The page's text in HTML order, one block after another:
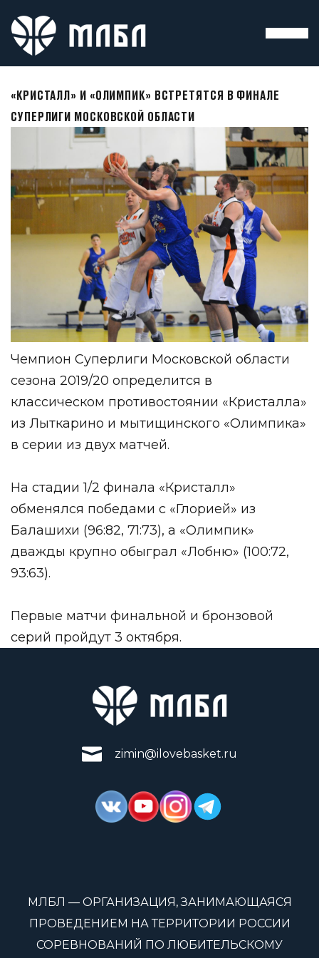
«КРИСТАЛЛ» И «ОЛИМПИК» ВСТРЕТЯТСЯ В ФИНАЛЕ
СУПЕРЛИГИ МОСКОВСКОЙ ОБЛАСТИ
Чемпион Суперлиги Московской области
сезона 2019/20 определится в
классическом противостоянии «Кристалла»
из Лыткарино и мытищинского «Олимпика»
в серии из двух матчей.
На стадии 1/2 финала «Кристалл»
обменялся победами с «Глорией» из
Балашихи (96:82, 71:73), а «Олимпик»
дважды крупно обыграл «Лобню» (100:72,
93:63).
Первые матчи финальной и бронзовой
серий пройдут 3 октября.
zimin@ilovebasket.ru
МЛБЛ — ОРГАНИЗАЦИЯ, ЗАНИМАЮЩАЯСЯ
ПРОВЕДЕНИЕМ НА ТЕРРИТОРИИ РОССИИ
СОРЕВНОВАНИЙ ПО ЛЮБИТЕЛЬСКОМУ